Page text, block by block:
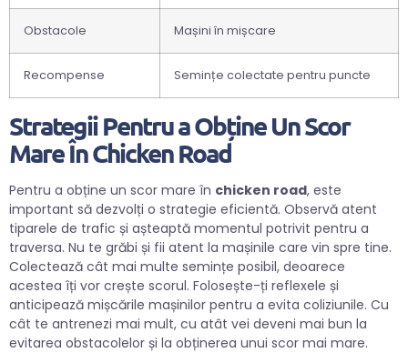
Obstacole Mașini în mișcare
Recompense Semințe colectate pentru puncte
Strategii Pentru a Obține Un Scor
Mare În Chicken Road
Pentru a obține un scor mare în chicken road, este
important să dezvolți o strategie eficientă. Observă atent
tiparele de trafic și așteaptă momentul potrivit pentru a
traversa. Nu te grăbi și fii atent la mașinile care vin spre tine.
Colectează cât mai multe semințe posibil, deoarece
acestea îți vor crește scorul. Folosește-ți reflexele și
anticipează mișcările mașinilor pentru a evita coliziunile. Cu
cât te antrenezi mai mult, cu atât vei deveni mai bun la
evitarea obstacolelor și la obținerea unui scor mai mare.